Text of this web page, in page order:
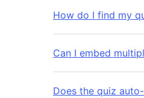
How do I find my
Can I embed
Does the quiz